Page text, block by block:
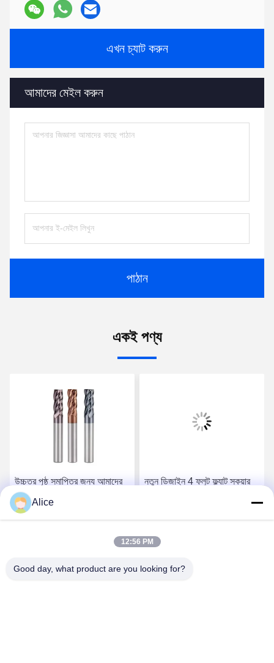
এখন চ্যাট করুন
আমাদের মেইল ​​করুন
পাঠান
একই পণ্য
উচ্চতর পৃষ্ঠ সমাপ্তির জন্য আমাদের
পেশাদারী বর্গক্ষেত্র শেষ মিল সঙ্গে
স্পষ্টতা কাটা
নতুন ডিজাইন 4 ফ্লুট ফ্ল্যাট স্কয়ার
Alice
12:56 PM
Good day, what product are you looking for?